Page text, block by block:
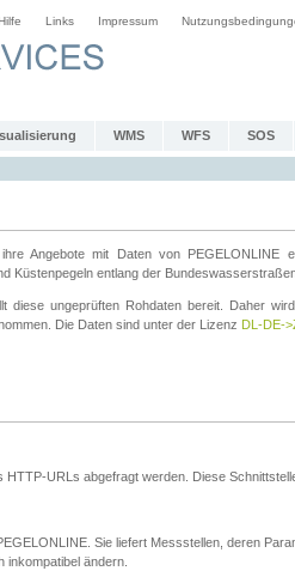
Links Impressum
WMS WFS SOS
Angebote mit Daten von PEGELONLINE
Küstenpegeln entlang der
ungeprüften Rohdaten bereit. Daher
Die Daten sind unter der Lizenz DL-DE-
URLs abgefragt werden. Diese
Sie liefert Messstellen, deren
inkompatibel ändern.